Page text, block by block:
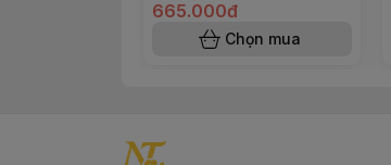
665.000đ
Chọn mua